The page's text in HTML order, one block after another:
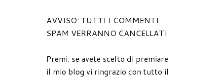
AVVISO: TUTTI I COMMENTI
SPAM VERRANNO CANCELLATI
Premi: se avete scelto di premiare
il mio blog vi ringrazio con tutto il